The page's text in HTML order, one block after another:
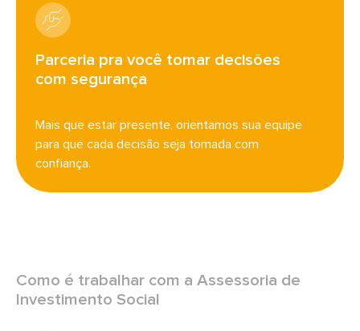
Parceria pra você tomar decisões
com segurança
Mais que estar presente, orientamos sua equipe
para que cada decisão seja tomada com
confiança.
Como é trabalhar com a Assessoria de
Investimento Social